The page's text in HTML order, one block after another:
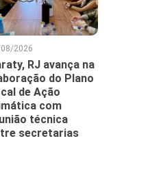
2026
RJ avança na
do Plano
de Ação
com
técnica
secretarias